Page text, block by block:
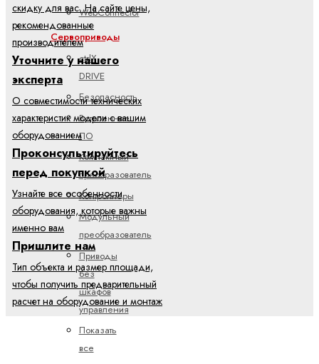
WebConnector
Сервоприводы
ctrlX
DRIVE
Безопасность
Встроенное
ПО
Компактный
преобразователь
Контроллеры
Модульный
преобразователь
Приводы
без
шкафов
управления
Показать
все
скидку для вас. На сайте цены,
рекомендованные
производителем
Уточните у нашего
эксперта
О совместимости технических
характеристик модели с вашим
оборудованием
Проконсультируйтесь
перед покупкой
Узнайте все особенности
оборудования, которые важны
именно вам
Пришлите нам
Тип объекта и размер площади,
чтобы получить предварительный
расчет на оборудование и монтаж